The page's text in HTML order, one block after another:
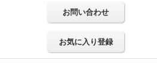
お問い合わせ
お気に入り登録